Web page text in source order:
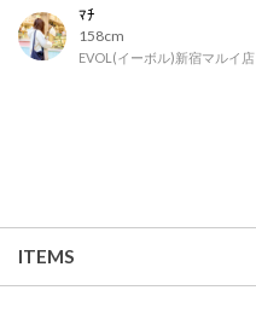
ﾏﾁ
158cm
EVOL(イーボル)新宿マルイ店
ITEMS